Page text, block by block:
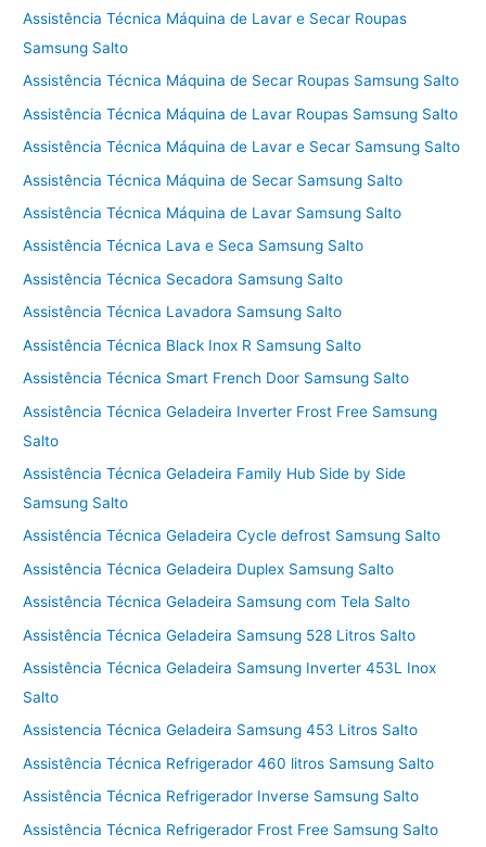
Assistência Técnica Máquina de Lavar e Secar Roupas
Samsung Salto
Assistência Técnica Máquina de Secar Roupas Samsung Salto
Assistência Técnica Máquina de Lavar Roupas Samsung Salto
Assistência Técnica Máquina de Lavar e Secar Samsung Salto
Assistência Técnica Máquina de Secar Samsung Salto
Assistência Técnica Máquina de Lavar Samsung Salto
Assistência Técnica Lava e Seca Samsung Salto
Assistência Técnica Secadora Samsung Salto
Assistência Técnica Lavadora Samsung Salto
Assistência Técnica Black Inox R Samsung Salto
Assistência Técnica Smart French Door Samsung Salto
Assistência Técnica Geladeira Inverter Frost Free Samsung
Salto
Assistência Técnica Geladeira Family Hub Side by Side
Samsung Salto
Assistência Técnica Geladeira Cycle defrost Samsung Salto
Assistência Técnica Geladeira Duplex Samsung Salto
Assistência Técnica Geladeira Samsung com Tela Salto
Assistência Técnica Geladeira Samsung 528 Litros Salto
Assistência Técnica Geladeira Samsung Inverter 453L Inox
Salto
Assistencia Técnica Geladeira Samsung 453 Litros Salto
Assistência Técnica Refrigerador 460 litros Samsung Salto
Assistência Técnica Refrigerador Inverse Samsung Salto
Assistência Técnica Refrigerador Frost Free Samsung Salto